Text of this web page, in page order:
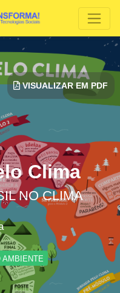
Clima
NO CLIMA
AMBIENTE
VISUALIZAR EM PDF